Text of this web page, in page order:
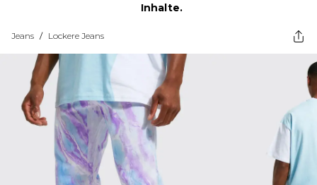
Inhalte.
Jeans / Lockere Jeans